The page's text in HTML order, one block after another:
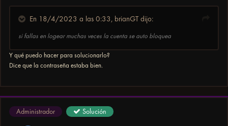
En 18/4/2023 a las 0:33, brianGTdijo:
si fallas en logear muchas veces la cuenta se auto bloquea
Y qué puedo hacer para solucionarlo?
Dice que la contraseña estaba bien.
Administrador Solución